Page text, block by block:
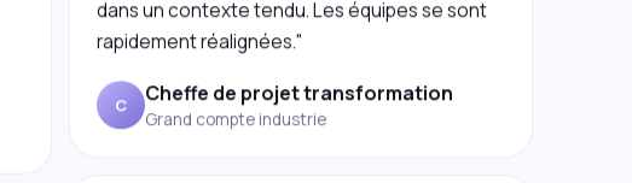
rapidement réalignées."
C
Grand compte industrie